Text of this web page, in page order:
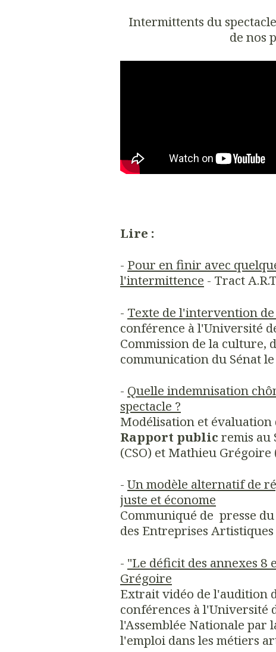
Intermittents du
de nos
Lire :
- Pour en finir avec
l'intermittence - Tract
- Texte de l'intervention de
conférence à l'Université
Commission de la culture,
communication du Sénat
- Quelle indemnisation
spectacle ?
Modélisation et
Rapport public remis au
(CSO) et Mathieu
- Un modèle alternatif de
juste et économe
Communiqué de presse
des Entreprises
- "Le déficit des annexes 8
Grégoire
Extrait vidéo de l'audition
conférences à l'Université
l'Assemblée Nationale
l'emploi dans les métiers